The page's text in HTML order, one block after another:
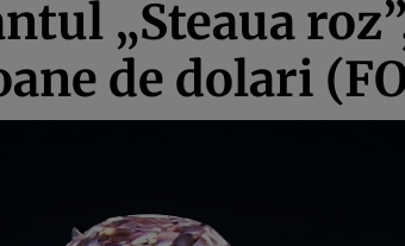
„Steaua
de dolari